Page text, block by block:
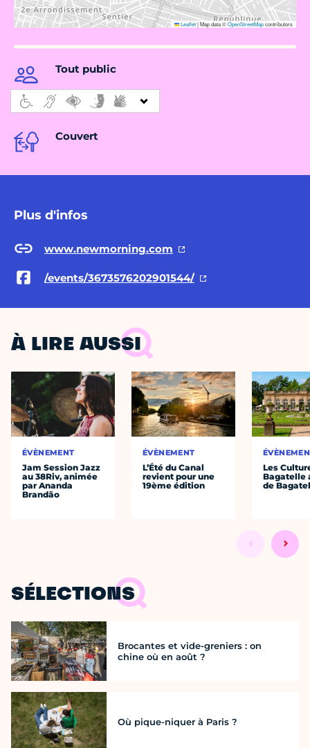
Leaflet|Map data ©OpenStreetMapcontributors
Tout public
Couvert
Plus d'infos
www.newmorning.com
/events/3673576202901544/
À LIRE AUSSI
ÉVÈNEMENT
Jam Session Jazz
au 38Riv, animée
par Ananda
Brandão
ÉVÈNEMENT
L’Été du Canal
revient pour une
19ème édition
Les
Bagatelle
de
SÉLECTIONS
Brocantes et vide-greniers : on
chine où en août ?
Où pique-niquer à Paris ?